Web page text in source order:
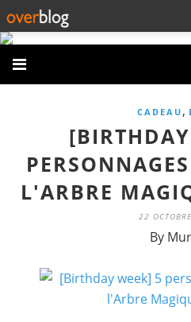
CADEAU ,
L'ARBRE
22
By